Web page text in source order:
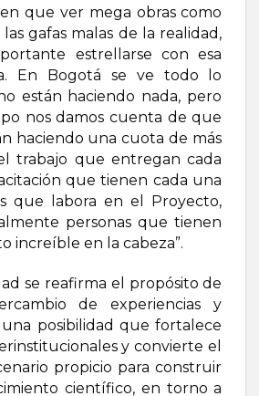
que ver mega obras como
gafas malas de la realidad,
estrellarse con esa
En Bogotá se ve todo lo
están haciendo nada, pero
nos damos cuenta de que
haciendo una cuota de más
trabajo que entregan cada
que tienen cada una
que labora en el Proyecto,
personas que tienen
increíble en la cabeza”.
se reafirma el propósito de
de experiencias y
posibilidad que fortalece
y convierte el
propicio para construir
científico, en torno a